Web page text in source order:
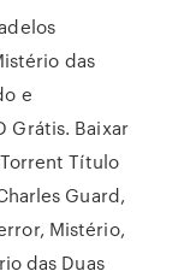
das
e
Grátis. Baixar
Título
Guard,
Mistério,
das Duas